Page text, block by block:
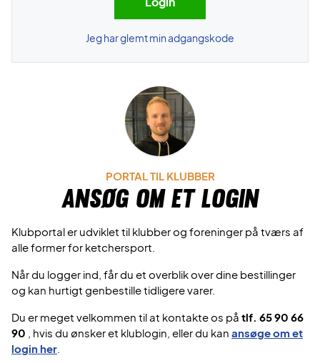
Jeg har glemt min adgangskode
PORTAL TIL KLUBBER
Ansøg om et login
Klubportal er udviklet til klubber og foreninger på tværs af
alle former for ketchersport.
Når du logger ind, får du et overblik over dine bestillinger
og kan hurtigt genbestille tidligere varer.
Du er meget velkommen til at kontakte os på tlf. 65 90 66
90
, hvis du ønsker et klublogin, eller du kan ansøge om et
login her